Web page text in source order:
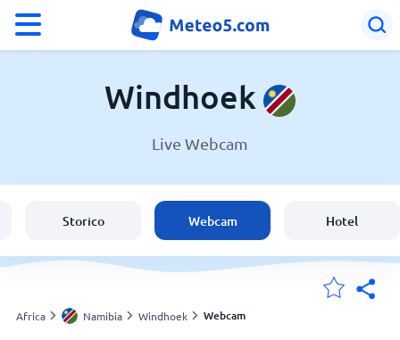
Italia
Svizzera
Windhoek
Live Webcam
Storico Webcam Hotel
Africa Namibia Windhoek Webcam